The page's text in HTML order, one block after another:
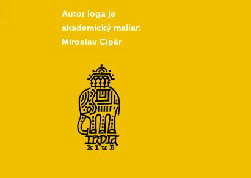
Autor loga je
akademický maliar:
Miroslav Cipár